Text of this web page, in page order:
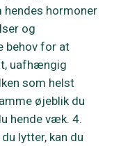
hendes hormoner
og
behov for at
uafhængig
som helst
øjeblik du
hende væk. 4.
lytter, kan du